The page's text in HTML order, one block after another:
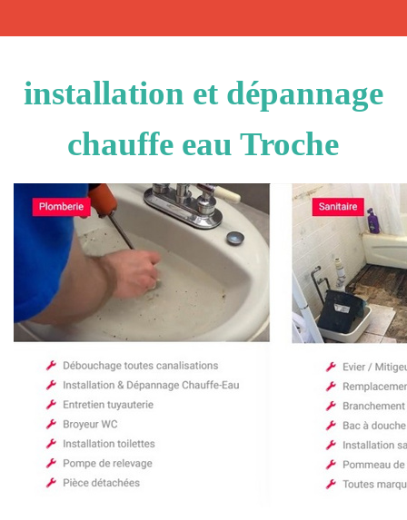
installation et dépannage
chauffe eau Troche